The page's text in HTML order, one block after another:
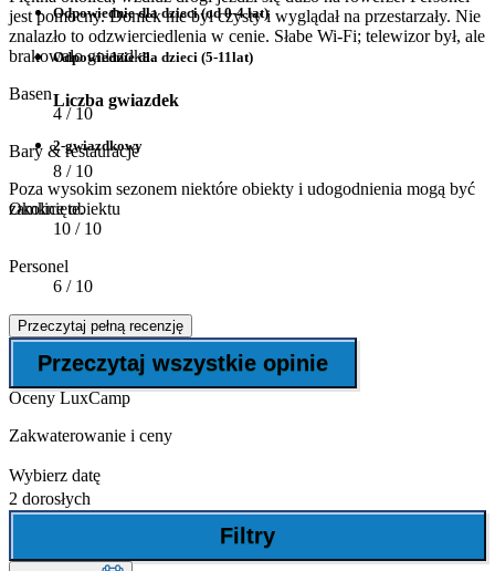
Odpowiednie dla dzieci (od 0-4 lat)
Odpowiednie dla dzieci (5-11lat)
Liczba gwiazdek
2-gwiazdkowy
Poza wysokim sezonem niektóre obiekty i udogodnienia mogą być
zamknięte.
jest pomocny. Domek nie był czysty i wyglądał na przestarzały. Nie
znalazło to odzwierciedlenia w cenie. Słabe Wi-Fi; telewizor był, ale
brakowało gniazdka.
Basen
4 / 10
Bary & restauracje
8 / 10
Okolice obiektu
10 / 10
Personel
6 / 10
Przeczytaj pełną recenzję
Przeczytaj wszystkie opinie
Oceny LuxCamp
Zakwaterowanie i ceny
Wybierz datę
2 dorosłych
Filtry